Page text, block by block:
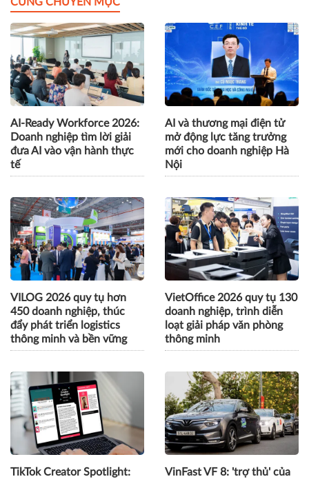
AI-Ready Workforce 2026:
Doanh nghiệp tìm lời giải
đưa AI vào vận hành thực
tế
AI và thương mại điện tử
mở động lực tăng trưởng
mới cho doanh nghiệp Hà
Nội
VILOG 2026 quy tụ hơn
450 doanh nghiệp, thúc
đẩy phát triển logistics
thông minh và bền vững
VietOffice 2026 quy tụ 130
doanh nghiệp, trình diễn
loạt giải pháp văn phòng
thông minh
TikTok Creator Spotlight:
VinFast VF 8: 'trợ thủ' của